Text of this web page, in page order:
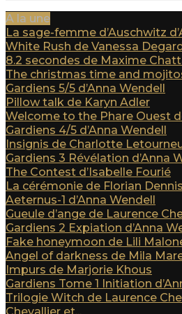
A la une
La sage-femme d’Auschwitz
White Rush de Vanessa
8.2 secondes de Maxime
The christmas time and
Gardiens 5/5 d’Anna Wendell
Pillow talk de Karyn Adler
Welcome to the Phare Ouest
Gardiens 4/5 d’Anna Wendell
Insignis de Charlotte
Gardiens 3 Révélation d’Anna
The Contest d’Isabelle Fourié
La cérémonie de Florian
Aeternus-1 d’Anna Wendell
Gueule d’ange de Laurence
Gardiens 2 Expiation d’Anna
Fake honeymoon de Lili
Angel of darkness de Mila
Impurs de Marjorie Khous
Gardiens Tome 1 Initiation
Trilogie Witch de Laurence